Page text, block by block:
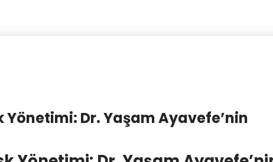
Yönetimi: Dr. Yaşam Ayavefe’nin